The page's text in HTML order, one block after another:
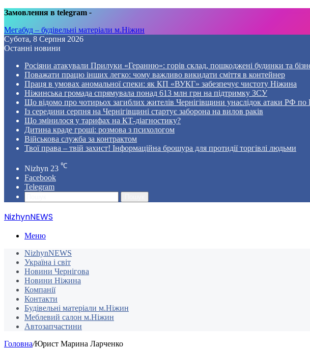
Замовлення в telegram -
Мегабуд – будівельні матеріали м.Ніжин
Субота, 8 Серпня 2026
Останні новини
Росіяни атакували Прилуки «Геранню»: горів склад, пошкоджені будинки та
Поважати працю інших легко: чому важливо викидати сміття в контейнер
Праця в умовах аномальної спеки: як КП «ВУКГ» забезпечує чистоту Ніжина
Ніжинська громада спрямувала понад 613 млн грн на підтримку ЗСУ
Що відомо про чотирьох загиблих жителів Чернігівщини унаслідок атаки РФ по
Із середини серпня на Чернігівщині стартує заборона на вилов раків
Що змінилося у тарифах на КТ-діагностику?
Дитина краде гроші: розмова з психологом
Військова служба за контрактом
Твої права – твій захист! Інформаційна брошура для протидії торгівлі людьми
Nizhyn 23 ℃
Facebook
Telegram
NizhynNEWS
Меню
NizhynNEWS
Україна і світ
Новини Чернігова
Новини Ніжина
Компанії
Контакти
Будівельні матеріали м.Ніжин
Меблевий салон м.Ніжин
Автозапчастини
Головна/Юрист Марина Ларченко